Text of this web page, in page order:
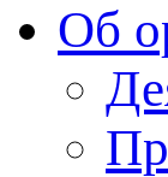
Об